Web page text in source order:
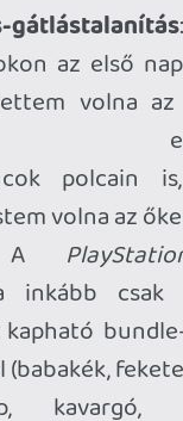
nem biztos, hogy a
kielégíteni az
mindene a sci-fi,
Netflixen kívül más
kínálatát is
a VR-t szeretem.
néhány napja ezt a
csak nyár elejére
de egy március
ajánlat keretében
valamint
sellerrel kínálják, így